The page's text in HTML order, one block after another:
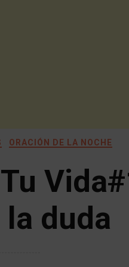
ORACIÓN DE LA NOCHE
la duda